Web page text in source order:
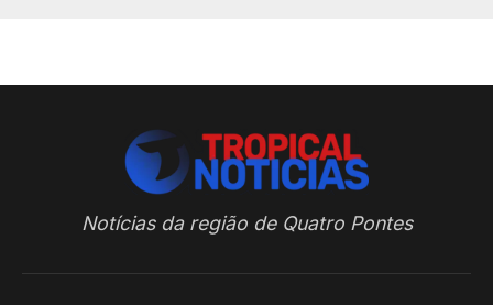
Notícias da região de Quatro Pontes